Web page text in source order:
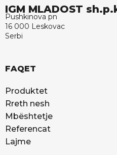
IGM MLADOST
Pushkinova pn
16 000 Leskovac
Serbi
FAQET
Produktet
Rreth nesh
Mbështetje
Referencat
Lajme